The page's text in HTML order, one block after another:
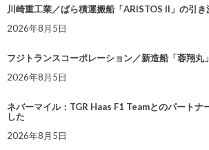
川崎重工業／ばら積運搬船「ARISTOS II」の引き
2026年8月5日
フジトランスコーポレーション／新造船「蓉翔丸
2026年8月5日
ネバーマイル：TGR Haas F1 Teamとのパートナ
した
2026年8月5日